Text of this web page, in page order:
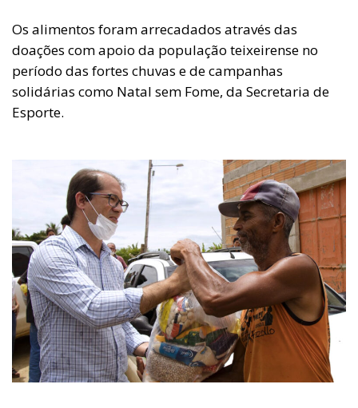
Os alimentos foram arrecadados através das
doações com apoio da população teixeirense no
período das fortes chuvas e de campanhas
solidárias como Natal sem Fome, da Secretaria de
Esporte.